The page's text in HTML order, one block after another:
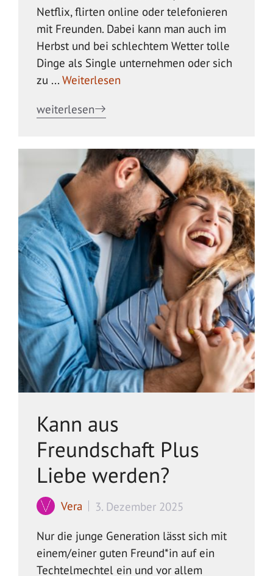
Netflix, flirten online oder telefonieren
mit Freunden. Dabei kann man auch im
Herbst und bei schlechtem Wetter tolle
Dinge als Single unternehmen oder sich
zu ... Weiterlesen
weiterlesen
Kann aus
Freundschaft Plus
Liebe werden?
Vera
3. Dezember 2025
Nur die junge Generation lässt sich mit
einem/einer guten Freund*in auf ein
Techtelmechtel ein und vor allem